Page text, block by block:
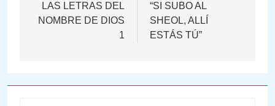
deLAS LETRAS DEL
NOMBRE DE DIOS
1
“SI SUBO AL
SHEOL, ALLÍ
ESTÁS TÚ”